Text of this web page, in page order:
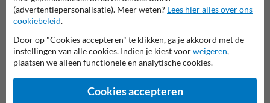
Verkeersbord RVV
J37OB503OB01f - FLUOR
overstekende ruiters
Verkeersbord RVV
J37OB503OB02f - FLUOR
overstekende fietsers
populairste
keuze
(advertentiepersonalisatie). Meer weten? Lees hier alles over ons
cookiebeleid.
Door op "Cookies accepteren" te klikken, ga je akkoord met de
instellingen van alle cookies. Indien je kiest voorweigeren,
plaatsen we alleen functionele en analytische cookies.
Cookies accepteren